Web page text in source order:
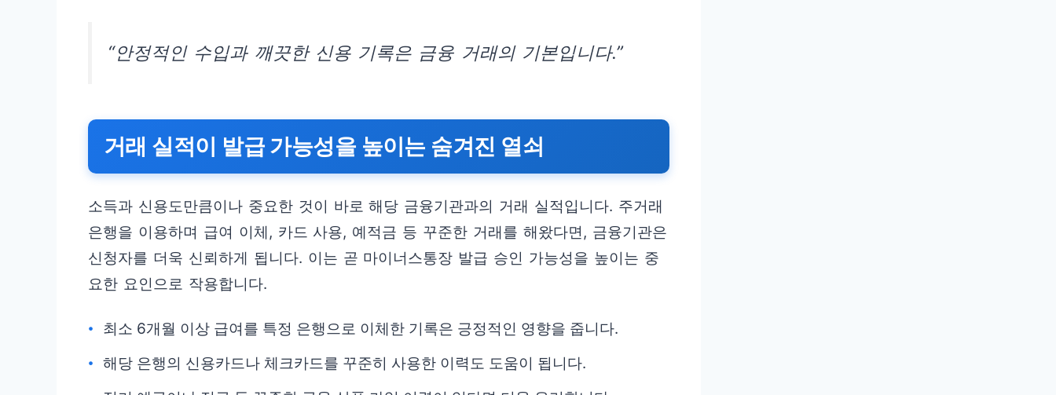
“안정적인 수입과 깨끗한 신용 기록은 금융 거래의 기본입니다.”
거래 실적이 발급 가능성을 높이는 숨겨진 열쇠
소득과 신용도만큼이나 중요한 것이 바로 해당 금융기관과의 거래 실적입니다. 주거래
은행을 이용하며 급여 이체, 카드 사용, 예적금 등 꾸준한 거래를 해왔다면, 금융기관은
신청자를 더욱 신뢰하게 됩니다. 이는 곧 마이너스통장 발급 승인 가능성을 높이는 중
요한 요인으로 작용합니다.
최소 6개월 이상 급여를 특정 은행으로 이체한 기록은 긍정적인 영향을 줍니다.
해당 은행의 신용카드나 체크카드를 꾸준히 사용한 이력도 도움이 됩니다.